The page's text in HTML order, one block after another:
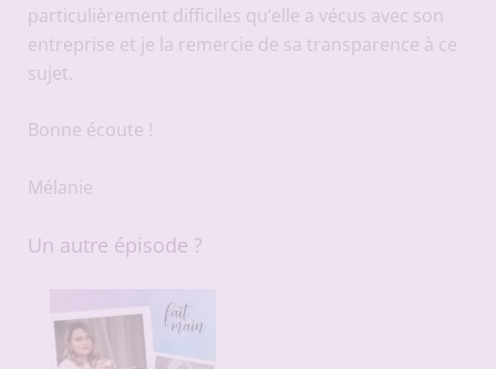
particulièrement difficiles qu’elle a vécus avec son
entreprise et je la remercie de sa transparence à ce
sujet.
Bonne écoute !
Mélanie
Un autre épisode ?